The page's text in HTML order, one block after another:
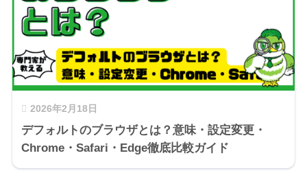
2026年2月18日
デフォルトのブラウザとは？意味・設定変更・
Chrome・Safari・Edge徹底比較ガイド